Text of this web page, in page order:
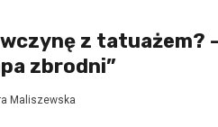
z tatuażem?
zbrodni”
Maliszewska